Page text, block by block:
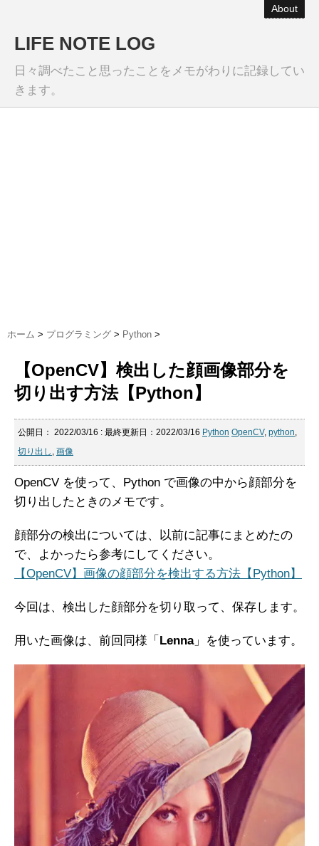
About
LIFE NOTE LOG
日々調べたこと思ったことをメモがわりに記録してい
きます。
ホーム > プログラミング > Python >
【OpenCV】検出した顔画像部分を
切り出す方法【Python】
公開日： 2022/03/16 : 最終更新日：2022/03/16 Python OpenCV, python,
切り出し , 画像
OpenCV を使って、Python で画像の中から顔部分を
切り出したときのメモです。
顔部分の検出については、以前に記事にまとめたの
で、よかったら参考にしてください。
【OpenCV】画像の顔部分を検出する方法【Python】
今回は、検出した顔部分を切り取って、保存します。
用いた画像は、前回同様「 Lenna」を使っています。